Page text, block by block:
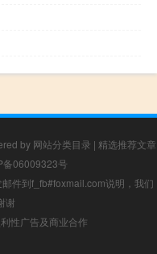
by 网站分类目录 | 精选推荐文章
备06009323号
件到f_fb#foxmail.com说明，我们
谢
性广告及商业合作